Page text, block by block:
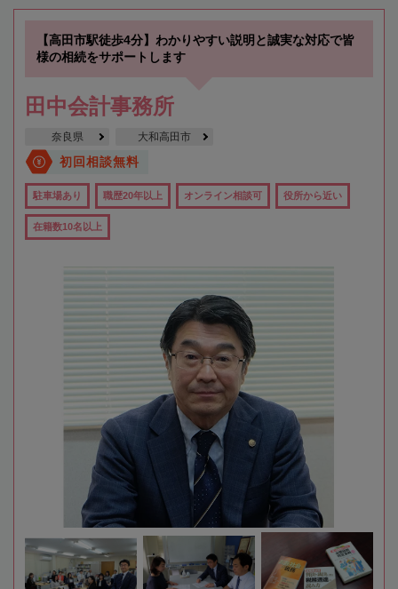
【高田市駅徒歩4分】わかりやすい説明と誠実な対応で皆
様の相続をサポートします
田中会計事務所
奈良県 大和高田市
初回相談無料
駐車場あり 職歴20年以上 オンライン相談可 役所から近い
在籍数10名以上